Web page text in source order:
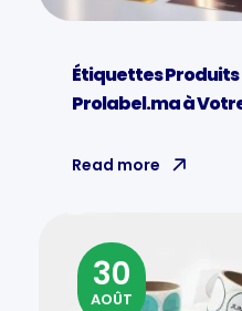
Étiquettes
Prolabel.ma à
Read more
30
AOÛT